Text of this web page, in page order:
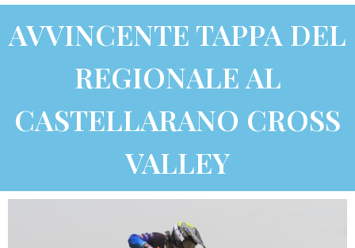
AVVINCENTE TAPPA DEL
REGIONALE AL
CASTELLARANO CROSS
VALLEY